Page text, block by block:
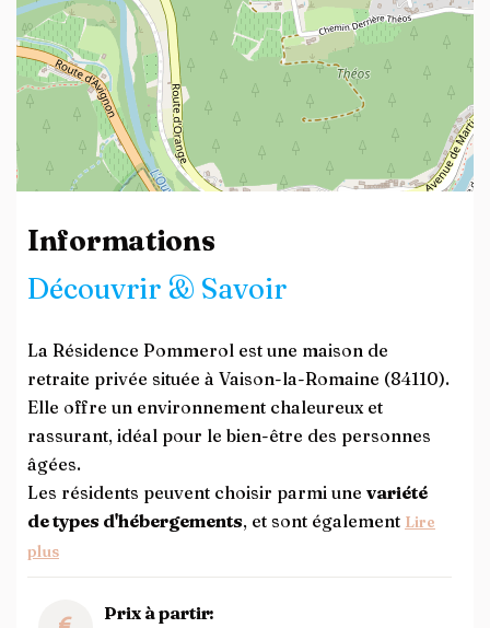
Leaflet| ©OpenStreetMapcontributors
Informations
Découvrir & Savoir
La Résidence Pommerol est une maison de
retraite privée située à Vaison-la-Romaine (84110).
Elle offre un environnement chaleureux et
rassurant, idéal pour le bien-être des personnes
âgées.
Les résidents peuvent choisir parmi une variété
de types d'hébergements, et sont également Lire
plus
Prix à partir: